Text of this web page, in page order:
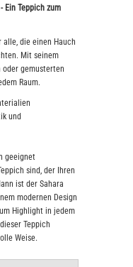
Ein Teppich zum
die einen Hauch
Mit seinem
gemusterten
Raum.
und
geeignet
sind, der Ihren
ist der Sahara
modernen Design
Highlight in jedem
Teppich
Weise.